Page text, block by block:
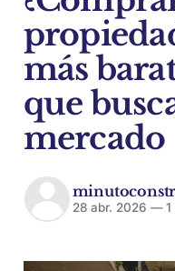
más
que
mercado
28 abr. 2026 —1